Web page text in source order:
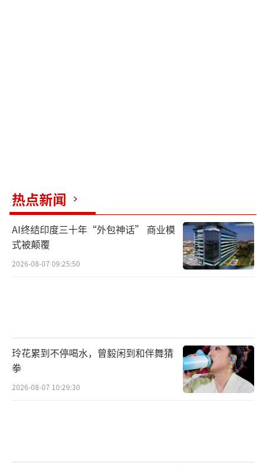
热点新闻
AI终结印度三十年“外包神话” 商业模
式被颠覆
2026-08-07 09:25:50
玲花累到不停喝水，曾毅闲到和伴舞猜
拳
2026-08-07 10:29:30